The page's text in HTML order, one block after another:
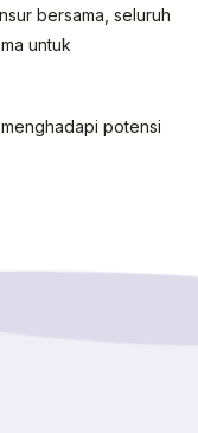
bersama, seluruh
untuk
potensi